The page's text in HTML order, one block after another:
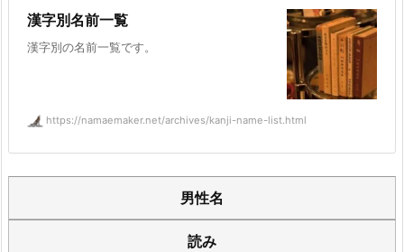
漢字別名前一覧
漢字別の名前一覧です。
https://namaemaker.net/archives/kanji-name-list.html
男性名
読み